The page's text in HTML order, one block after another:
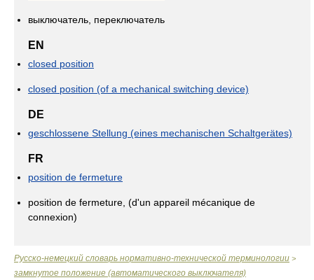
выключатель, переключатель
EN
closed position
closed position (of a mechanical switching device)
DE
geschlossene Stellung (eines mechanischen Schaltgerätes)
FR
position de fermeture
position de fermeture, (d'un appareil mécanique de
connexion)
Русско-немецкий словарь нормативно-технической терминологии >
замкнутое положение (автоматического выключателя)